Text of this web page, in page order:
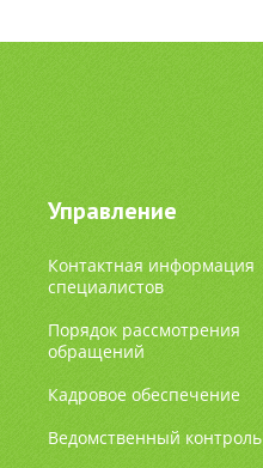
Управление
Контактная информация
специалистов
Порядок рассмотрения
обращений
Кадровое обеспечение
Ведомственный контроль